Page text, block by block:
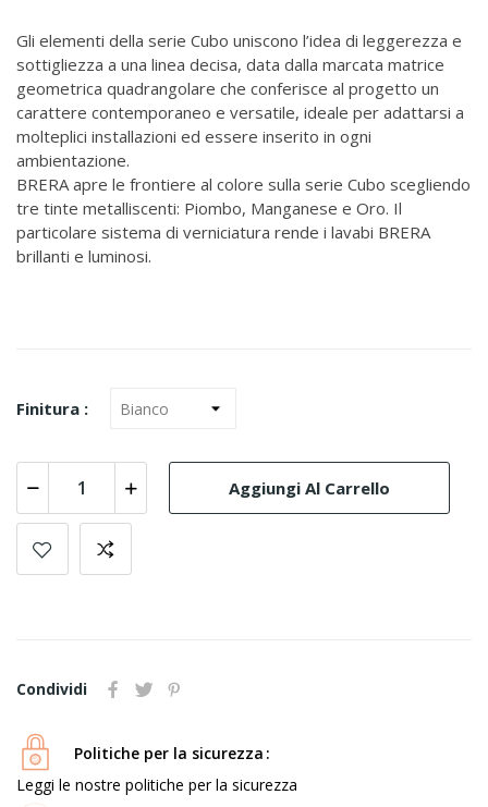
Gli elementi della serie Cubo uniscono l’idea di leggerezza e
sottigliezza a una linea decisa, data dalla marcata matrice
geometrica quadrangolare che conferisce al progetto un
carattere contemporaneo e versatile, ideale per adattarsi a
molteplici installazioni ed essere inserito in ogni
ambientazione.
BRERA apre le frontiere al colore sulla serie Cubo scegliendo
tre tinte metalliscenti: Piombo, Manganese e Oro. Il
particolare sistema di verniciatura rende i lavabi BRERA
brillanti e luminosi.
Finitura :
Aggiungi Al Carrello
Condividi
Politiche per la sicurezza
Leggi le nostre politiche per la sicurezza